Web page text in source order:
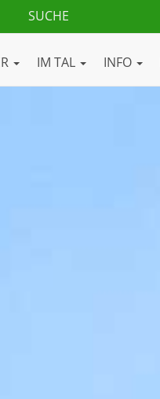
IM TAL INFO